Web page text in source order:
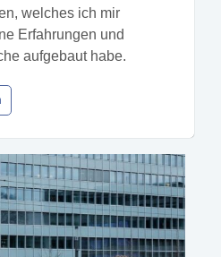
welches ich mir
Erfahrungen und
aufgebaut habe.